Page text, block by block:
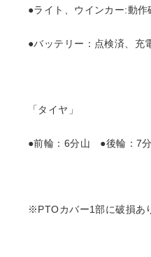
●ライト、ウインカー:動作
●バッテリー：点検済、充
「タイヤ」
●前輪：6分山 ●後輪：7
※PTOカバー1部に破損あ